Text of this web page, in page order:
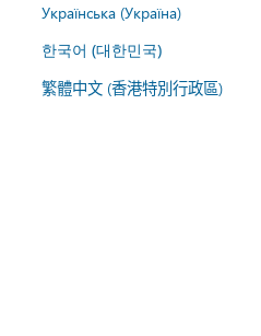
Українська (Україна)
한국어 (대한민국)
繁體中文 (香港特別行政區)